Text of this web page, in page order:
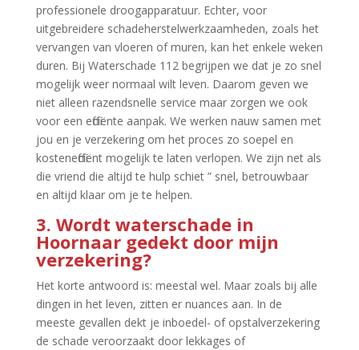
professionele droogapparatuur.​ Echter, voor
uitgebreidere schadeherstelwerkzaamheden, zoals het
vervangen van vloeren of muren, kan het enkele weken
duren.​ Bij Waterschade 112 begrijpen we dat je zo snel
mogelijk weer normaal wilt leven.​ Daarom geven we
niet alleen razendsnelle service maar zorgen we ook
voor een efficiënte aanpak.​ We werken nauw samen met
jou en je verzekering om het proces zo soepel en
kostenefficiënt mogelijk te laten verlopen.​ We zijn net als
die vriend die altijd te hulp schiet ” snel, betrouwbaar
en altijd klaar om je te helpen.​
3.​ Wordt waterschade in
Hoornaar gedekt door mijn
verzekering?
Het korte antwoord is: meestal wel.​ Maar zoals bij alle
dingen in het leven, zitten er nuances aan.​ In de
meeste gevallen dekt je inboedel- of opstalverzekering
de schade veroorzaakt door lekkages of